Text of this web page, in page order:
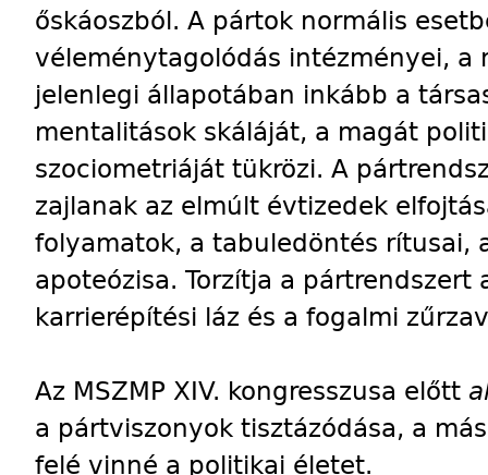
őskáoszból. A pártok normális
véleménytagolódás intézményei, a
jelenlegi állapotában inkább a
mentalitások skáláját, a magát
szociometriáját tükrözi. A
zajlanak az elmúlt évtizedek
folyamatok, a tabuledöntés rítusai,
apoteózisa. Torzítja a
karrierépítési láz és a fogalmi
Az MSZMP XIV. kongresszusa előtt
a pártviszonyok tisztázódása, a
felé vinné a politikai életet.